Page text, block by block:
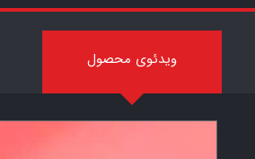
ویدئوی محصول